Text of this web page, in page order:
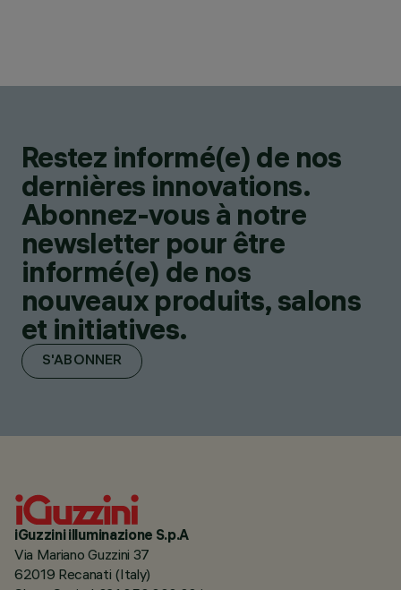
Restez informé(e) de nos
dernières innovations.
Abonnez-vous à notre
newsletter pour être
informé(e) de nos
nouveaux produits, salons
et initiatives.
S'ABONNER
iGuzzini illuminazione S.p.A
Via Mariano Guzzini 37
62019 Recanati (Italy)